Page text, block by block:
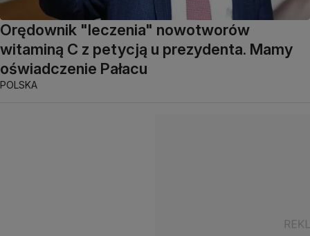
Orędownik "leczenia" nowotworów
witaminą C z petycją u prezydenta. Mamy
oświadczenie Pałacu
POLSKA